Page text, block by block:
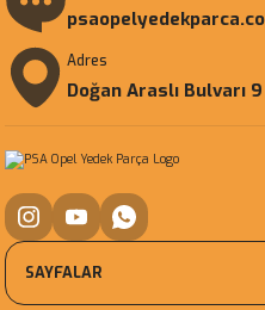
Adres
Doğan Araslı Bulvarı
SAYFALAR